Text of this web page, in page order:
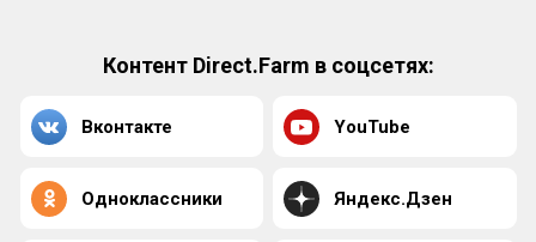
Контент Direct.Farm в соцсетях:
Вконтакте YouTube
Одноклассники Яндекс.Дзен